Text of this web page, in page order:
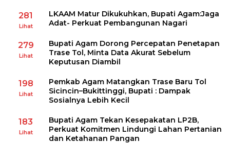
281
Lihat
LKAAM Matur Dikukuhkan, Bupati Agam:Jaga
Adat- Perkuat Pembangunan Nagari
279
Lihat
Bupati Agam Dorong Percepatan Penetapan
Trase Tol, Minta Data Akurat Sebelum
Keputusan Diambil
198
Lihat
Pemkab Agam Matangkan Trase Baru Tol
Sicincin–Bukittinggi, Bupati : Dampak
Sosialnya Lebih Kecil
183
Lihat
Bupati Agam Tekan Kesepakatan LP2B,
Perkuat Komitmen Lindungi Lahan Pertanian
dan Ketahanan Pangan